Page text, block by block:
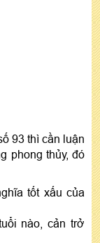
93 thì cần luận
phong thủy, đó
tốt xấu của
nào, cản trở